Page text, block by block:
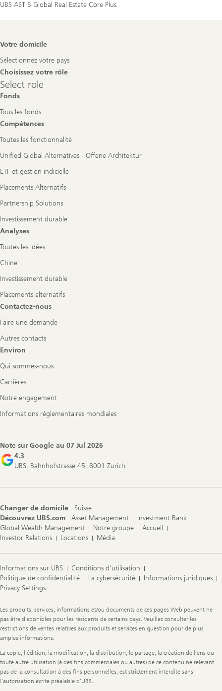
UBS AST 5 Global Real Estate Core Plus
Footer
Votre domicile
Sélectionnez votre pays
Choisissez votre rôle
Select
role
Select role
Fonds
Tous les fonds
Compétences
Toutes les fonctionnalité
Unified Global Alternatives - Offene Architektur
ETF et gestion indicielle
Placements Alternatifs
Partnership Solutions
Investissement durable
Analyses
Toutes les idées
Chine
Investissement durable
Placements alternatifs
Contactez-nous
Faire une demande
Autres contacts
Environ
Qui sommes-nous
Carrières
Notre engagement
Informations réglementaires mondiales
Note sur Google au 07 Jul 2026
4.3
UBS, Bahnhofstrasse 45, 8001 Zurich
Changer de domicile
Suisse
Découvrez UBS.com
Asset Management
Investment Bank
Global Wealth Management
Notre groupe
Accueil
Investor Relations
Locations Média
Informations sur UBS
Conditions d'utilisation
Politique de confidentialité
La cybersécurité
Informations juridiques
Privacy Settings
Legal
Information
Les produits, services, informations et/ou documents de ces pages Web peuvent ne
pas être disponibles pour les résidents de certains pays. Veuillez consulter les
restrictions de ventes relatives aux produits et services en question pour de plus
amples informations.
La copie, l'édition, la modification, la distribution, le partage, la création de liens ou
toute autre utilisation (à des fins commerciales ou autres) de ce contenu ne relevant
pas de la consultation à des fins personnelles, est strictement interdite sans
l'autorisation écrite préalable d'UBS.